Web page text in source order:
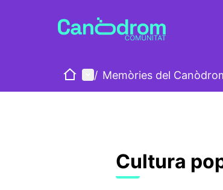
IniciMenú principal
/ Memòries del
Cultura